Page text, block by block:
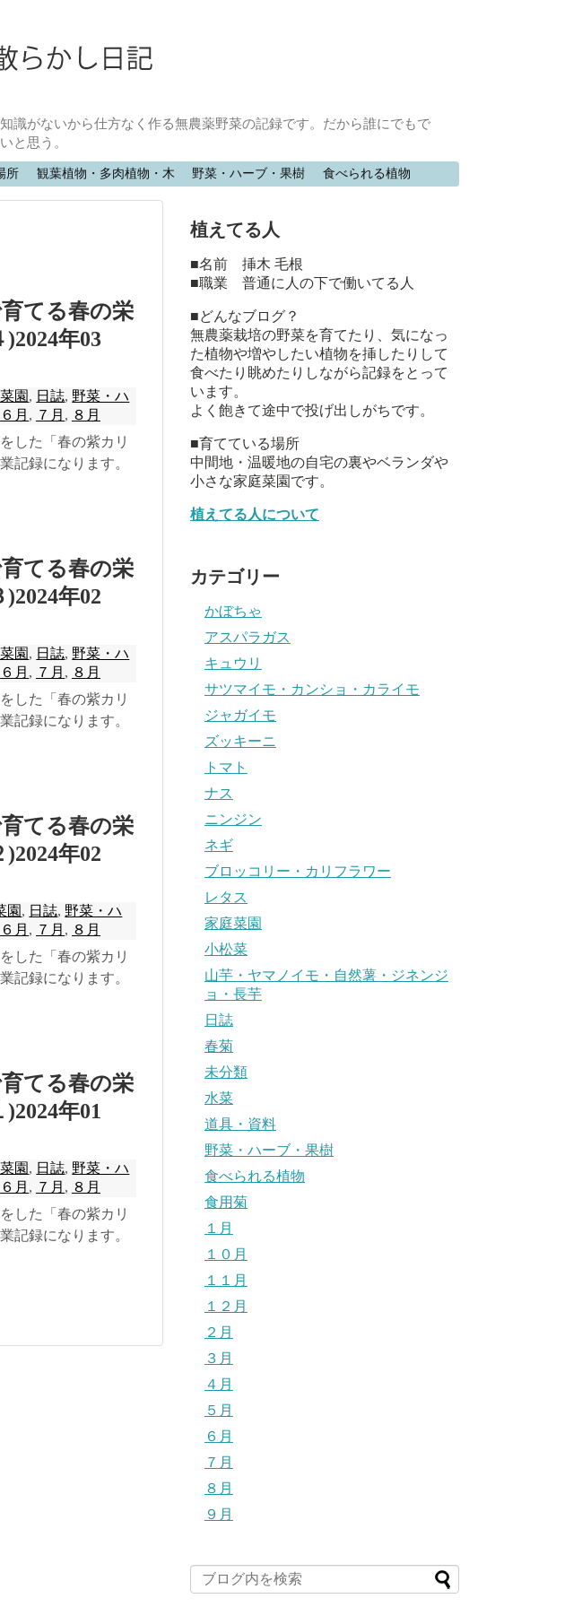
識がないから仕方なく作る無農薬野菜の記録です。だから誰にでもで
と思う。
所 観葉植物・多肉植物・木 野菜・ハーブ・果樹 食べられる植物
てる春の栄
年03
園 , 日誌, 野菜・ハ
６月 , ７月 , ８月
した「春の紫カリ
記録になります。
てる春の栄
年02
園 , 日誌, 野菜・ハ
６月 , ７月 , ８月
した「春の紫カリ
記録になります。
てる春の栄
年02
園 , 日誌, 野菜・ハ
６月 , ７月 , ８月
した「春の紫カリ
記録になります。
てる春の栄
年01
園 , 日誌, 野菜・ハ
６月 , ７月 , ８月
した「春の紫カリ
記録になります。
植えてる人
■名前 挿木 毛根
■職業 普通に人の下で働いてる人
■どんなブログ？
無農薬栽培の野菜を育てたり、気になっ
た植物や増やしたい植物を挿したりして
食べたり眺めたりしながら記録をとって
います。
よく飽きて途中で投げ出しがちです。
■育てている場所
中間地・温暖地の自宅の裏やベランダや
小さな家庭菜園です。
植えてる人について
カテゴリー
かぼちゃ
アスパラガス
キュウリ
サツマイモ・カンショ・カライモ
ジャガイモ
ズッキーニ
トマト
ナス
ニンジン
ネギ
ブロッコリー・カリフラワー
レタス
家庭菜園
小松菜
山芋・ヤマノイモ・自然薯・ジネンジ
ョ・長芋
日誌
春菊
未分類
水菜
道具・資料
野菜・ハーブ・果樹
食べられる植物
食用菊
１月
１０月
１１月
１２月
２月
３月
４月
５月
６月
７月
８月
９月